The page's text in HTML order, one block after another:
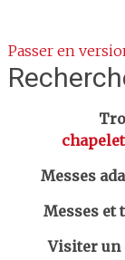
Passer en
chapelet
Messes
Messes et
Visiter un